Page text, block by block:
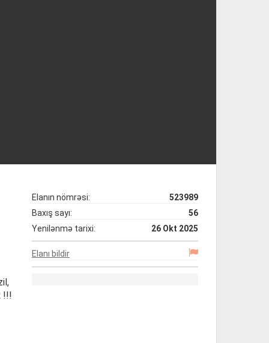
!!!
Elanın nömrəsi:
523989
Baxış sayı:
56
Yenilənmə tarixi:
26 Okt 2025
Elanı bildir